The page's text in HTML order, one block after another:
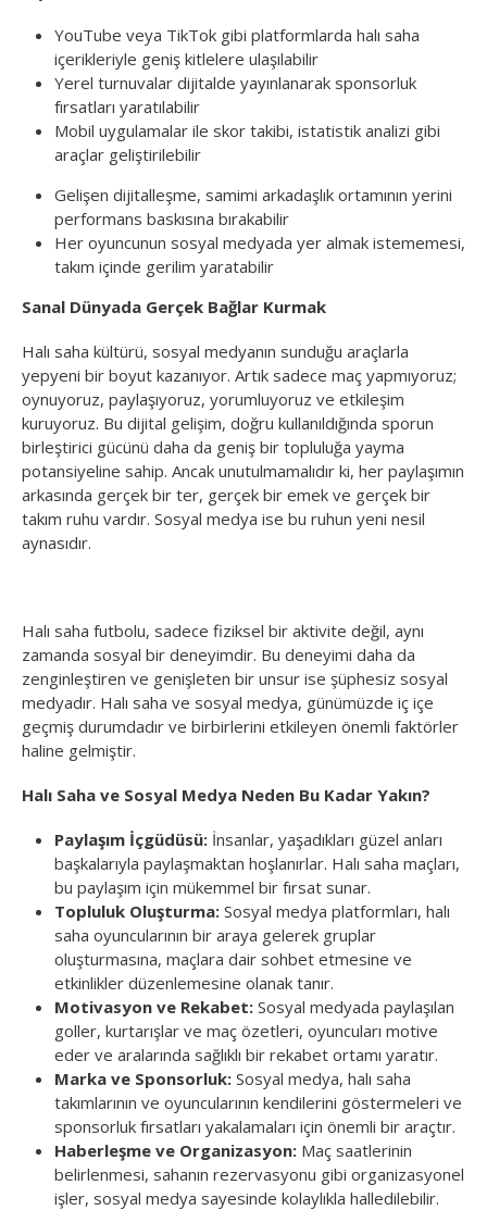
YouTube veya TikTok gibi platformlarda halı saha
içerikleriyle geniş kitlelere ulaşılabilir
Yerel turnuvalar dijitalde yayınlanarak sponsorluk
fırsatları yaratılabilir
Mobil uygulamalar ile skor takibi, istatistik analizi gibi
araçlar geliştirilebilir
Gelişen dijitalleşme, samimi arkadaşlık ortamının yerini
performans baskısına bırakabilir
Her oyuncunun sosyal medyada yer almak istememesi,
takım içinde gerilim yaratabilir
Sanal Dünyada Gerçek Bağlar Kurmak
Halı saha kültürü, sosyal medyanın sunduğu araçlarla
yepyeni bir boyut kazanıyor. Artık sadece maç yapmıyoruz;
oynuyoruz, paylaşıyoruz, yorumluyoruz ve etkileşim
kuruyoruz. Bu dijital gelişim, doğru kullanıldığında sporun
birleştirici gücünü daha da geniş bir topluluğa yayma
potansiyeline sahip. Ancak unutulmamalıdır ki, her paylaşımın
arkasında gerçek bir ter, gerçek bir emek ve gerçek bir
takım ruhu vardır. Sosyal medya ise bu ruhun yeni nesil
aynasıdır.
Halı saha futbolu, sadece fiziksel bir aktivite değil, aynı
zamanda sosyal bir deneyimdir. Bu deneyimi daha da
zenginleştiren ve genişleten bir unsur ise şüphesiz sosyal
medyadır. Halı saha ve sosyal medya, günümüzde iç içe
geçmiş durumdadır ve birbirlerini etkileyen önemli faktörler
haline gelmiştir.
Halı Saha ve Sosyal Medya Neden Bu Kadar Yakın?
Paylaşım İçgüdüsü: İnsanlar, yaşadıkları güzel anları
başkalarıyla paylaşmaktan hoşlanırlar. Halı saha maçları,
bu paylaşım için mükemmel bir fırsat sunar.
Topluluk Oluşturma: Sosyal medya platformları, halı
saha oyuncularının bir araya gelerek gruplar
oluşturmasına, maçlara dair sohbet etmesine ve
etkinlikler düzenlemesine olanak tanır.
Motivasyon ve Rekabet: Sosyal medyada paylaşılan
goller, kurtarışlar ve maç özetleri, oyuncuları motive
eder ve aralarında sağlıklı bir rekabet ortamı yaratır.
Marka ve Sponsorluk: Sosyal medya, halı saha
takımlarının ve oyuncularının kendilerini göstermeleri ve
sponsorluk fırsatları yakalamaları için önemli bir araçtır.
Haberleşme ve Organizasyon: Maç saatlerinin
belirlenmesi, sahanın rezervasyonu gibi organizasyonel
işler, sosyal medya sayesinde kolaylıkla halledilebilir.